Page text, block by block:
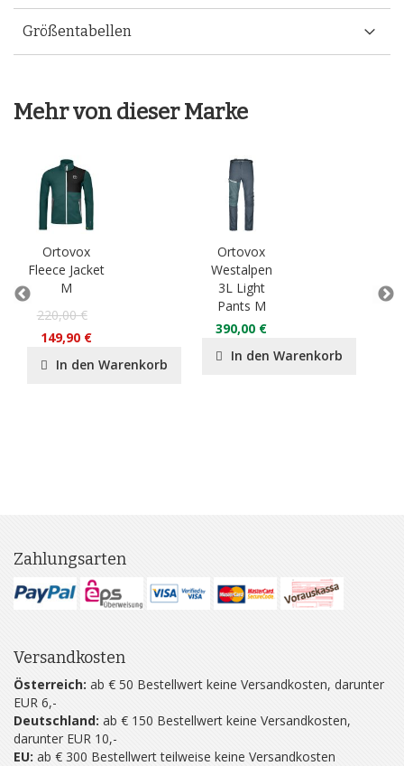
Größentabellen
Mehr von dieser Marke
Ortovox
Fleece Jacket
M
220,00 €
149,90 €
In den Warenkorb
Ortovox
Westalpen
3L Light
Pants M
390,00 €
In den Warenkorb
Zahlungsarten
Versandkosten
Österreich: ab € 50 Bestellwert keine Versandkosten, darunter
EUR 6,-
Deutschland: ab € 150 Bestellwert keine Versandkosten,
darunter EUR 10,-
EU: ab € 300 Bestellwert teilweise keine Versandkosten